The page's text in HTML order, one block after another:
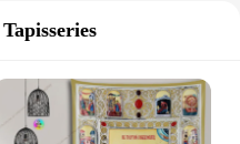
Tapisseries